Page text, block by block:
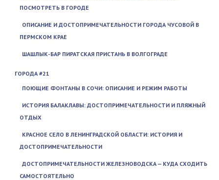
ПОСМОТРЕТЬ В ГОРОДЕ
ОПИСАНИЕ И ДОСТОПРИМЕЧАТЕЛЬНОСТИ ГОРОДА ЧУСОВОЙ В
ПЕРМСКОМ КРАЕ
ШАШЛЫК-БАР ПИРАТСКАЯ ПРИСТАНЬ В ВОЛГОГРАДЕ
ГОРОДА #21
ПОЮЩИЕ ФОНТАНЫ В СОЧИ: ОПИСАНИЕ И РЕЖИМ РАБОТЫ
ИСТОРИЯ БАЛАКЛАВЫ: ДОСТОПРИМЕЧАТЕЛЬНОСТИ И ПЛЯЖНЫЙ
ОТДЫХ
КРАСНОЕ СЕЛО В ЛЕНИНГРАДСКОЙ ОБЛАСТИ: ИСТОРИЯ И
ДОСТОПРИМЕЧАТЕЛЬНОСТИ
ДОСТОПРИМЕЧАТЕЛЬНОСТИ ЖЕЛЕЗНОВОДСКА — КУДА СХОДИТЬ
САМОСТОЯТЕЛЬНО